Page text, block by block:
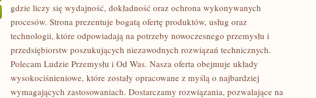
ENERGETYKA
ZASOBY
gdzie liczy się wydajność, dokładność oraz ochrona wykonywanych
procesów. Strona prezentuje bogatą ofertę produktów, usług oraz
technologii, które odpowiadają na potrzeby nowoczesnego przemysłu i
przedsiębiorstw poszukujących niezawodnych rozwiązań technicznych.
Polecam Ludzie Przemysłu i Od Was. Nasza oferta obejmuje układy
wysokociśnieniowe, które zostały opracowane z myślą o najbardziej
wymagających zastosowaniach. Dostarczamy rozwiązania, pozwalające na